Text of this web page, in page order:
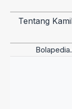
Tentang Kami